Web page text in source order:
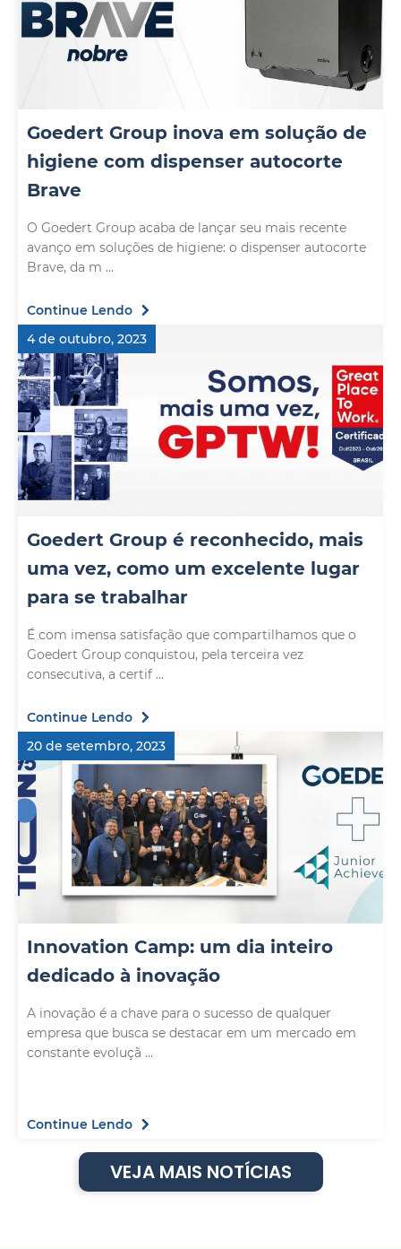
Goedert Group inova em solução de
higiene com dispenser autocorte
Brave
O Goedert Group acaba de lançar seu mais recente
avanço em soluções de higiene: o dispenser autocorte
Brave, da m ...
Continue Lendo
4 de outubro, 2023
Goedert Group é reconhecido, mais
uma vez, como um excelente lugar
para se trabalhar
É com imensa satisfação que compartilhamos que o
Goedert Group conquistou, pela terceira vez
consecutiva, a certif ...
Continue Lendo
20 de setembro, 2023
Innovation Camp: um dia inteiro
dedicado à inovação
A inovação é a chave para o sucesso de qualquer
empresa que busca se destacar em um mercado em
constante evoluçã ...
Continue Lendo
VEJA MAIS NOTÍCIAS